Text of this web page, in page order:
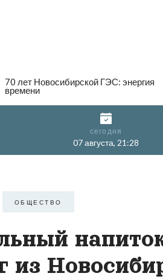
70 лет Новосибирской ГЭС: энергия
времени
сегодня
07 августа, 21:28
ОБЩЕСТВО
из